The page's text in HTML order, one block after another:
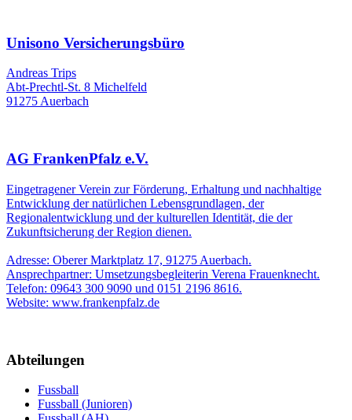
Unisono Versicherungsbüro
Andreas Trips
Abt-Prechtl-St. 8 Michelfeld
91275 Auerbach
AG FrankenPfalz e.V.
Eingetragener Verein zur Förderung, Erhaltung und nachhaltige
Entwicklung der natürlichen Lebensgrundlagen, der
Regionalentwicklung und der kulturellen Identität, die der
Zukunftsicherung der Region dienen.
Adresse: Oberer Marktplatz 17, 91275 Auerbach.
Ansprechpartner: Umsetzungsbegleiterin Verena Frauenknecht.
Telefon: 09643 300 9090 und 0151 2196 8616.
Website: www.frankenpfalz.de
Abteilungen
Fussball
Fussball (Junioren)